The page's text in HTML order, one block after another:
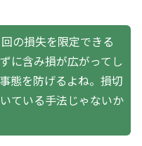
の損失を限定できる
に含み損が広がってし
態を防げるよね。損切
ている手法じゃないか